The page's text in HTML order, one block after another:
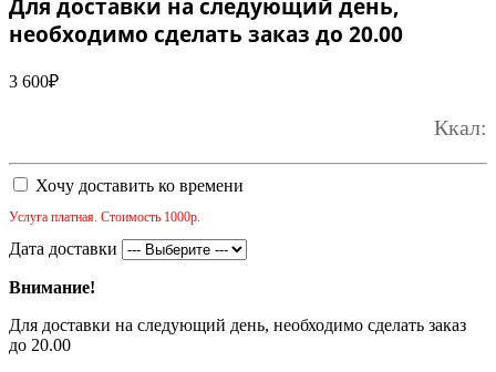
Для доставки на следующий день,
необходимо сделать заказ до 20.00
3 600₽
Ккал:
Хочу доставить ко времени
Услуга платная. Стоимость 1000р.
Дата доставки
Внимание!
Для доставки на следующий день, необходимо сделать заказ
до 20.00